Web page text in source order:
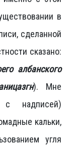
в
сделанной
сказано:
албанского
). Мне
с надписей)
кальки,
угля